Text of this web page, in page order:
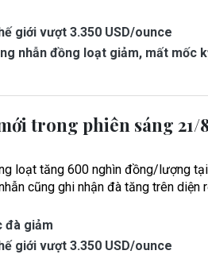
giới vượt 3.350 USD/ounce
nhẫn đồng loạt giảm, mất mốc
trong phiên sáng 21/
loạt tăng 600 nghìn đồng/lượng tại
cũng ghi nhận đà tăng trên diện
đà giảm
giới vượt 3.350 USD/ounce